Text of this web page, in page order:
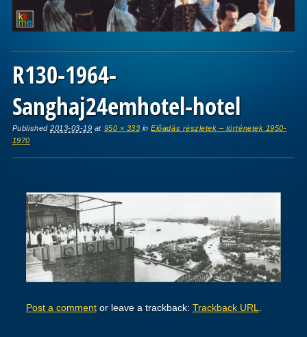
R130-1964-
Sanghaj24emhotel-hotel
Published2013-03-19 at 950 × 333 inElőadás részletek – történetek 1950-
1970
Post a commentor leave a trackback: Trackback URL